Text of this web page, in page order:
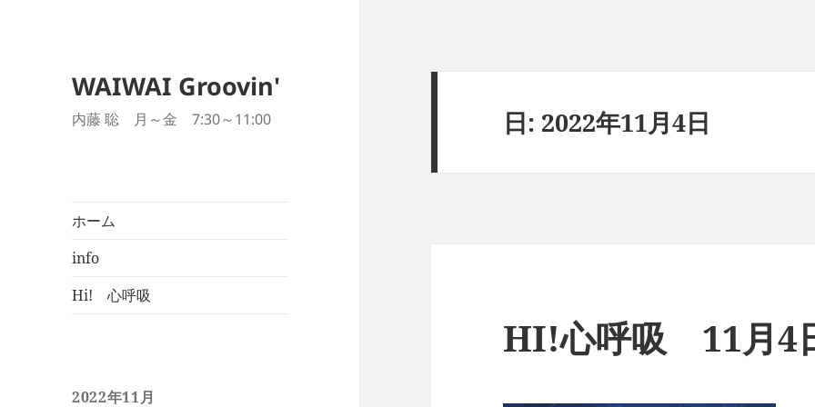
WAIWAI Groovin'
内藤 聡 月～金 7:30～11:00
ホーム
info
Hi! 心呼吸
2022年11月
日: 2022年11月4日
HI!心呼吸 11月4